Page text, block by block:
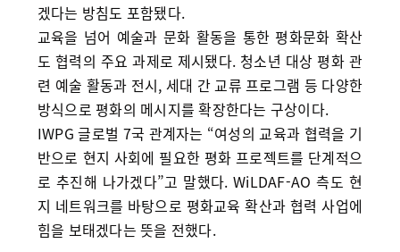
겠다는 방침도 포함됐다.
교육을 넘어 예술과 문화 활동을 통한 평화문화 확산
도 협력의 주요 과제로 제시됐다. 청소년 대상 평화 관
련 예술 활동과 전시, 세대 간 교류 프로그램 등 다양한
방식으로 평화의 메시지를 확장한다는 구상이다.
IWPG 글로벌 7국 관계자는 “여성의 교육과 협력을 기
반으로 현지 사회에 필요한 평화 프로젝트를 단계적으
로 추진해 나가겠다”고 말했다. WiLDAF-AO 측도 현
지 네트워크를 바탕으로 평화교육 확산과 협력 사업에
힘을 보태겠다는 뜻을 전했다.